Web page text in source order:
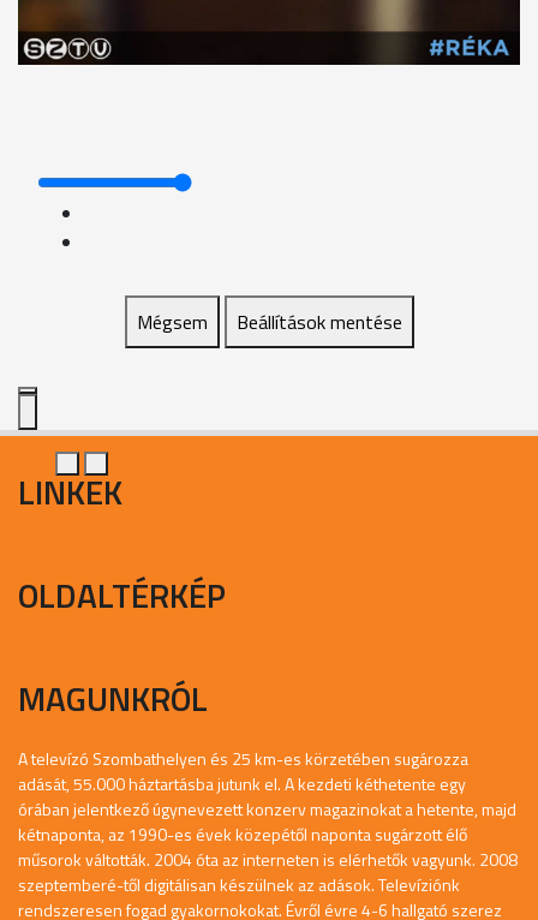
Mégsem Beállítások mentése
LINKEK
OLDALTÉRKÉP
MAGUNKRÓL
A televízó Szombathelyen és 25 km-es körzetében sugározza
adását, 55.000 háztartásba jutunk el. A kezdeti kéthetente egy
órában jelentkező úgynevezett konzerv magazinokat a hetente, majd
kétnaponta, az 1990-es évek közepétől naponta sugárzott élő
műsorok váltották. 2004 óta az interneten is elérhetők vagyunk. 2008
szeptemberé-től digitálisan készülnek az adások. Televíziónk
rendszeresen fogad gyakornokokat. Évről évre 4-6 hallgató szerez